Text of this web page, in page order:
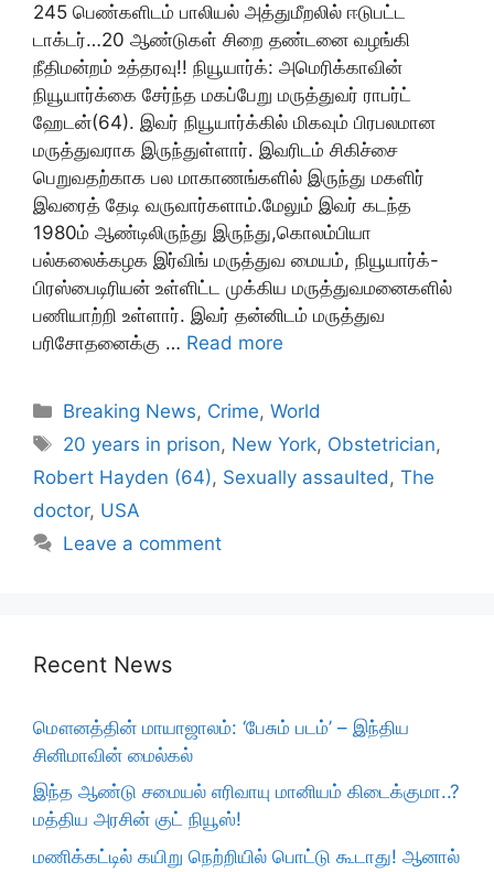
245 பெண்களிடம் பாலியல் அத்துமீறலில் ஈடுபட்ட
டாக்டர்…20 ஆண்டுகள் சிறை தண்டனை வழங்கி
நீதிமன்றம் உத்தரவு!! நியூயார்க்: அமெரிக்காவின்
நியூயார்க்கை சேர்ந்த மகப்பேறு மருத்துவர் ராபர்ட்
ஹேடன்(64). இவர் நியூயார்க்கில் மிகவும் பிரபலமான
மருத்துவராக இருந்துள்ளார். இவரிடம் சிகிச்சை
பெறுவதற்காக பல மாகாணங்களில் இருந்து மகளிர்
இவரைத் தேடி வருவார்களாம்.மேலும் இவர் கடந்த
1980ம் ஆண்டிலிருந்து இருந்து,கொலம்பியா
பல்கலைக்கழக இர்விங் மருத்துவ மையம், நியூயார்க்-
பிரஸ்பைடிரியன் உள்ளிட்ட முக்கிய மருத்துவமனைகளில்
பணியாற்றி உள்ளார். இவர் தன்னிடம் மருத்துவ
பரிசோதனைக்கு … Read more
Categories
Breaking News, Crime,World
Tags
20 years in prison, New York, Obstetrician,
Robert Hayden (64), Sexually assaulted , The
doctor, USA
Leave a comment
Recent News
மௌனத்தின் மாயாஜாலம்: ‘பேசும் படம்’ – இந்திய
சினிமாவின் மைல்கல்
இந்த ஆண்டு சமையல் எரிவாயு மானியம் கிடைக்குமா..?
மத்திய அரசின் குட் நியூஸ்!
மணிக்கட்டில் கயிறு நெற்றியில் பொட்டு கூடாது! ஆனால்